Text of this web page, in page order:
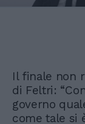
Il finale non
di Feltri:
governo
come tale si